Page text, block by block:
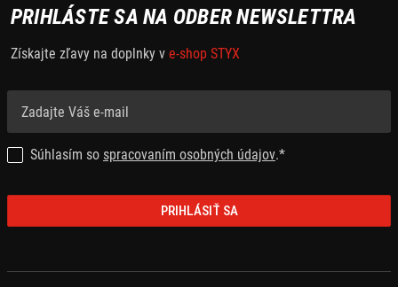
PRIHLÁSTE SA NA ODBER NEWSLETTRA
Získajte zľavy na doplnky v e-shop STYX
Súhlasím so spracovaním osobných údajov.*
PRIHLÁSIŤ SA